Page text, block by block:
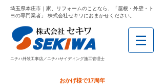
埼玉県本庄市｜家、リフォームのことなら、「屋根・外壁・ト
ヨの専門業者」 株式会社セキワにおまかせください。
ニチハ外装工事店／ニチハサイディング施工管理士
おかげ様で17周年